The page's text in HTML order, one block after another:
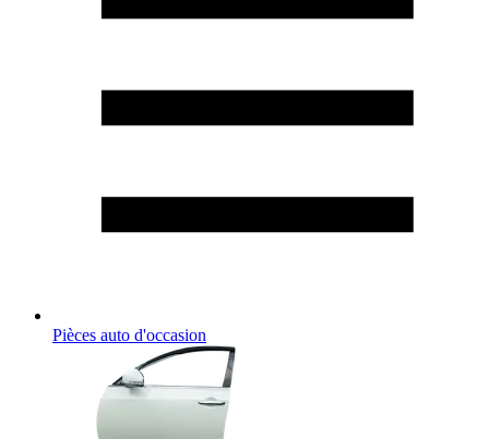
Pièces auto d'occasion